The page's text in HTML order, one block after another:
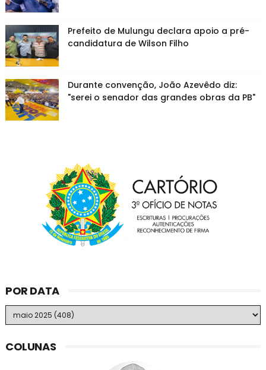
Prefeito de Mulungu declara apoio a pré-
candidatura de Wilson Filho
Durante convenção, João Azevêdo diz:
"serei o senador das grandes obras da PB"
POR DATA
COLUNAS